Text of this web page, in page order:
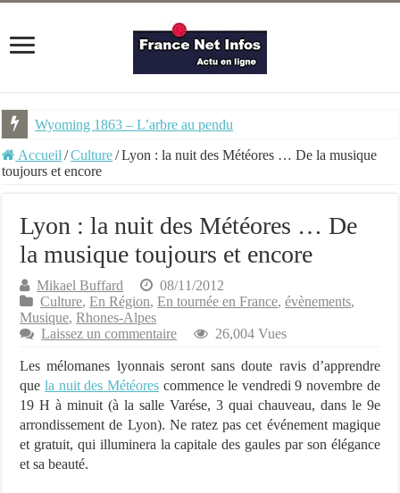
Wyoming 1863 – L’arbre au pendu
Accueil /Culture/Lyon : la nuit des Météores … De la musique
toujours et encore
Lyon : la nuit des Météores … De
la musique toujours et encore
Mikael Buffard
08/11/2012
Culture,En Région,En tournée en France,évènements,
Musique,Rhones-Alpes
Laissez un commentaire
26,004 Vues
Les mélomanes lyonnais seront sans doute ravis d’apprendre
que la nuit des Météorescommence le vendredi 9 novembre de
19 H à minuit (à la salle Varése, 3 quai chauveau, dans le 9e
arrondissement de Lyon). Ne ratez pas cet événement magique
et gratuit, qui illuminera la capitale des gaules par son élégance
et sa beauté.